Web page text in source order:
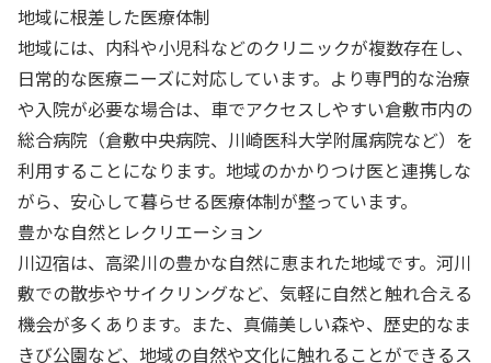
地域に根差した医療体制
地域には、内科や小児科などのクリニックが複数存在し、
日常的な医療ニーズに対応しています。より専門的な治療
や入院が必要な場合は、車でアクセスしやすい倉敷市内の
総合病院（倉敷中央病院、川崎医科大学附属病院など）を
利用することになります。地域のかかりつけ医と連携しな
がら、安心して暮らせる医療体制が整っています。
豊かな自然とレクリエーション
川辺宿は、高梁川の豊かな自然に恵まれた地域です。河川
敷での散歩やサイクリングなど、気軽に自然と触れ合える
機会が多くあります。また、真備美しい森や、歴史的なま
きび公園など、地域の自然や文化に触れることができるス